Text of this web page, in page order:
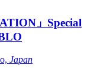
」Special
Japan